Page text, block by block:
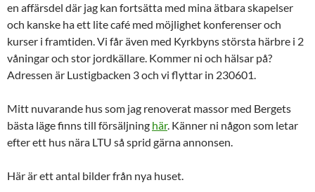
en affärsdel där jag kan fortsätta med mina ätbara skapelser
och kanske ha ett lite café med möjlighet konferenser och
kurser i framtiden. Vi får även med Kyrkbyns största härbre i 2
våningar och stor jordkällare. Kommer ni och hälsar på?
Adressen är Lustigbacken 3 och vi flyttar in 230601.
Mitt nuvarande hus som jag renoverat massor med Bergets
bästa läge finns till försäljning här. Känner ni någon som letar
efter ett hus nära LTU så sprid gärna annonsen.
Här är ett antal bilder från nya huset.